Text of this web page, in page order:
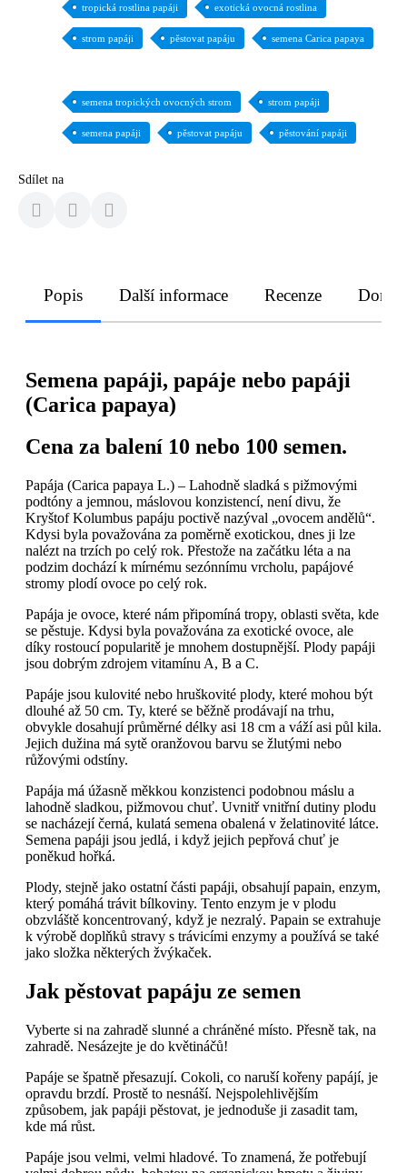
tropická rostlina papáji exotická ovocná rostlina
strom papáji pěstovat papáju semena Carica papaya
semena tropických ovocných strom strom papáji
semena papáji pěstovat papáju pěstování papáji
Sdílet na
Popis Další informace Recenze
Semena papáji, papáje nebo papáji
(Carica papaya)
Cena za balení 10 nebo 100 semen.
Papája (Carica papaya L.) – Lahodně sladká s pižmovými
podtóny a jemnou, máslovou konzistencí, není divu, že
Kryštof Kolumbus papáju poctivě nazýval „ovocem andělů“.
Kdysi byla považována za poměrně exotickou, dnes ji lze
nalézt na trzích po celý rok. Přestože na začátku léta a na
podzim dochází k mírnému sezónnímu vrcholu, papájové
stromy plodí ovoce po celý rok.
Papája je ovoce, které nám připomíná tropy, oblasti světa, kde
se pěstuje. Kdysi byla považována za exotické ovoce, ale
díky rostoucí popularitě je mnohem dostupnější. Plody papáji
jsou dobrým zdrojem vitamínu A, B a C.
Papáje jsou kulovité nebo hruškovité plody, které mohou být
dlouhé až 50 cm. Ty, které se běžně prodávají na trhu,
obvykle dosahují průměrné délky asi 18 cm a váží asi půl kila.
Jejich dužina má sytě oranžovou barvu se žlutými nebo
růžovými odstíny.
Papája má úžasně měkkou konzistenci podobnou máslu a
lahodně sladkou, pižmovou chuť. Uvnitř vnitřní dutiny plodu
se nacházejí černá, kulatá semena obalená v želatinovité látce.
Semena papáji jsou jedlá, i když jejich pepřová chuť je
poněkud hořká.
Plody, stejně jako ostatní části papáji, obsahují papain, enzym,
který pomáhá trávit bílkoviny. Tento enzym je v plodu
obzvláště koncentrovaný, když je nezralý. Papain se extrahuje
k výrobě doplňků stravy s trávicími enzymy a používá se také
jako složka některých žvýkaček.
Jak pěstovat papáju ze semen
Vyberte si na zahradě slunné a chráněné místo. Přesně tak, na
zahradě. Nesázejte je do květináčů!
Papáje se špatně přesazují. Cokoli, co naruší kořeny papájí, je
opravdu brzdí. Prostě to nesnáší. Nejspolehlivějším
způsobem, jak papáji pěstovat, je jednoduše ji zasadit tam,
kde má růst.
Papáje jsou velmi, velmi hladové. To znamená, že potřebují